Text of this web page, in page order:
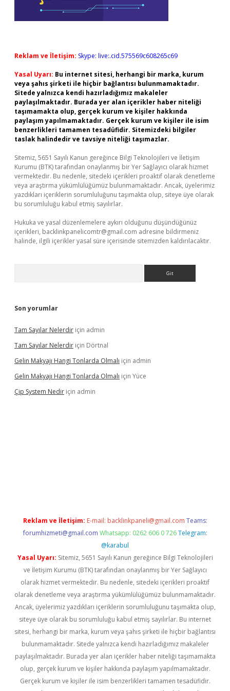
Reklam ve İletişim: Skype: live:.cid.575569c608265c69
Yasal Uyarı: Bu internet sitesi, herhangi bir marka, kurum
veya şahıs şirketi ile hiçbir bağlantısı bulunmamaktadır.
Sitede yalnızca kendi hazırladığımız makaleler
paylaşılmaktadır. Burada yer alan içerikler haber niteliği
taşımamakta olup, gerçek kurum ve kişiler hakkında
paylaşım yapılmamaktadır. Gerçek kurum ve kişiler ile isim
benzerlikleri tamamen tesadüfidir. Sitemizdeki bilgiler
taslak halindedir ve tavsiye niteliği taşımazlar.
Sitemiz, 5651 Sayılı Kanun gereğince Bilgi Teknolojileri ve İletişim
Kurumu (BTK) tarafından onaylanmış bir Yer Sağlayıcı olarak hizmet
vermektedir. Bu nedenle, sitedeki içerikleri proaktif olarak denetleme
veya araştırma yükümlülüğümüz bulunmamaktadır. Ancak, üyelerimiz
yazdıkları içeriklerin sorumluluğunu taşımakta olup, siteye üye olarak
bu sorumluluğu kabul etmiş sayılırlar.
Hukuka ve yasal düzenlemelere aykırı olduğunu düşündüğünüz
içerikleri, backlinkpanelicomtr@gmail.com adresine bildirmeniz
halinde, ilgili içerikler yasal süre içerisinde sitemizden kaldırılacaktır.
Son yorumlar
Tam Sayılar Nelerdir için admin
Tam Sayılar Nelerdir için Dörtnal
Gelin Makyajı Hangi Tonlarda Olmalı için admin
Gelin Makyajı Hangi Tonlarda Olmalı için Yüce
Çip System Nedir için admin
Reklam ve İletişim: E-mail: backlinkpaneli@gmail.com Teams:
forumhizmeti@gmail.com Whatsapp: 0262 606 0 726 Telegram:
@karabul
Yasal Uyarı: Sitemiz, 5651 Sayılı Kanun gereğince Bilgi Teknolojileri
ve İletişim Kurumu (BTK) tarafından onaylanmış bir Yer Sağlayıcı
olarak hizmet vermektedir. Bu nedenle, sitedeki içerikleri proaktif
olarak denetleme veya araştırma yükümlülüğümüz bulunmamaktadır.
Ancak, üyelerimiz yazdıkları içeriklerin sorumluluğunu taşımakta olup,
siteye üye olarak bu sorumluluğu kabul etmiş sayılırlar. Bu internet
sitesi, herhangi bir marka, kurum veya şahıs şirketi ile hiçbir bağlantısı
bulunmamaktadır. Sitede yalnızca kendi hazırladığımız makaleler
paylaşılmaktadır. Burada yer alan içerikler haber niteliği taşımamakta
olup, gerçek kurum ve kişiler hakkında paylaşım yapılmamaktadır.
Gerçek kurum ve kişiler ile isim benzerlikleri tamamen tesadüfidir.